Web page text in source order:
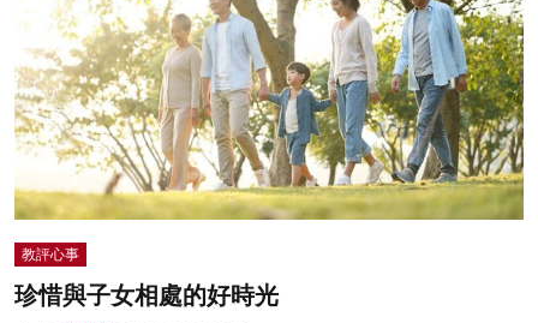
教評心事
珍惜與子女相處的好時光